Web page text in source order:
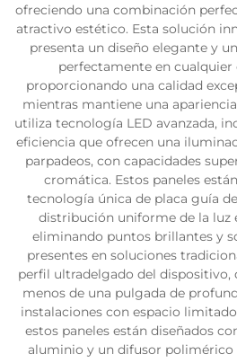
ofreciendo una combinación
atractivo estético. Esta solución
presenta un diseño elegante y
perfectamente en cualquier
proporcionando una calidad
mientras mantiene una
utiliza tecnología LED avanzada,
eficiencia que ofrecen una
parpadeos, con capacidades
cromática. Estos paneles
tecnología única de placa guía
distribución uniforme de la luz
eliminando puntos brillantes y
presentes en soluciones
perfil ultradelgado del
menos de una pulgada de
instalaciones con espacio
estos paneles están diseñados
aluminio y un difusor polimérico